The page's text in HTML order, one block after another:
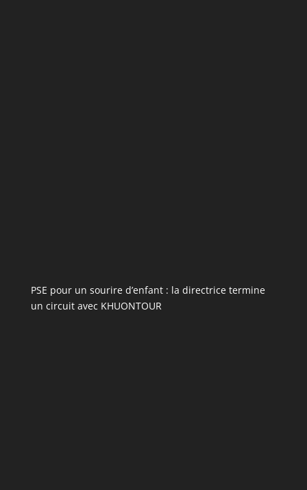
PSE pour un sourire d’enfant : la directrice termine
un circuit avec KHUONTOUR